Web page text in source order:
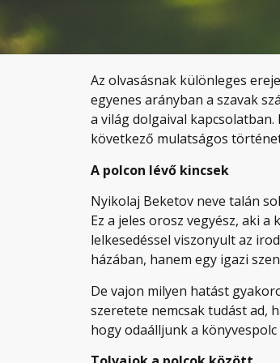
Az olvasásnak különleges
egyenes arányban a szavak
a világ dolgaival
következő mulatságos
A polcon lévő kincsek
Nyikolaj Beketov neve talán
Ez a jeles orosz vegyész, aki
lelkesedéssel viszonyult az
házában, hanem egy igazi
De vajon milyen hatást
szeretete nemcsak tudást ad,
hogy odaálljunk a